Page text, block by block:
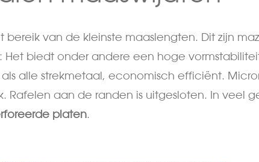
bereik van de kleinste maaslengten. Dit zijn
biedt onder andere een hoge
alle strekmetaal, economisch efficiënt.
Rafelen aan de randen is uitgesloten. In veel
platen.